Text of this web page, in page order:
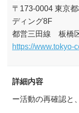
〒173-0004 東京
ディング8F
都営三田線 板橋
https://www.tokyo-
詳細内容
ー活動の再確認と